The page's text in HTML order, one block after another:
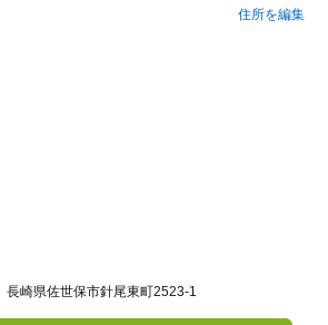
住所を編集
長崎県佐世保市針尾東町2523-1